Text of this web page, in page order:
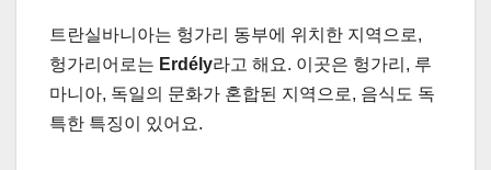
트란실바니아는 헝가리 동부에 위치한 지역으로,
헝가리어로는 Erdély라고 해요. 이곳은 헝가리, 루
마니아, 독일의 문화가 혼합된 지역으로, 음식도 독
특한 특징이 있어요.